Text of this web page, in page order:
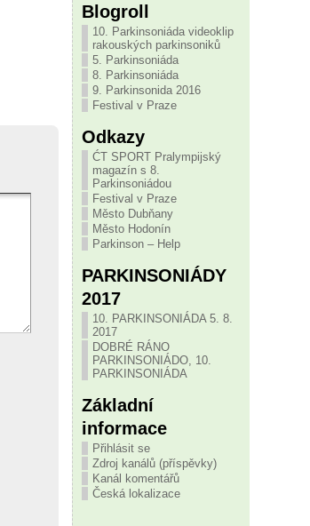
Blogroll
10. Parkinsoniáda videoklip
rakouských parkinsoniků
5. Parkinsoniáda
8. Parkinsoniáda
9. Parkinsonida 2016
Festival v Praze
Odkazy
ĆT SPORT Pralympijský
magazín s 8.
Parkinsoniádou
Festival v Praze
Město Dubňany
Město Hodonín
Parkinson – Help
PARKINSONIÁDY
2017
10. PARKINSONIÁDA 5. 8.
2017
DOBRÉ RÁNO
PARKINSONIÁDO, 10.
PARKINSONIÁDA
Základní
informace
Přihlásit se
Zdroj kanálů (příspěvky)
Kanál komentářů
Česká lokalizace